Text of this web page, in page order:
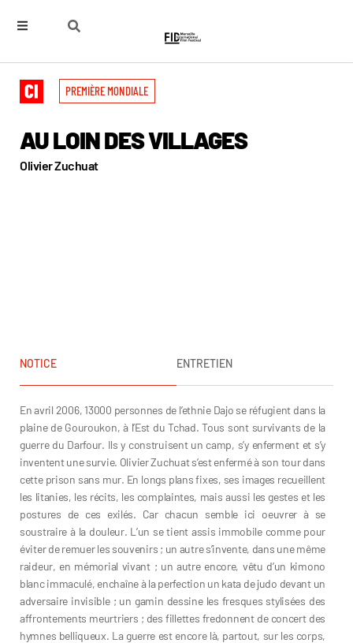
PREMIÈRE MONDIALE
AU LOIN DES VILLAGES
Olivier Zuchuat
NOTICE ENTRETIEN
En avril 2006, 13000 personnes de l’ethnie Dajo se réfugient dans la
plaine de Gouroukon, à l’Est du Tchad. Tous sont survivants de la
guerre du Darfour. Ils y construisent un camp, s’y enferment et s’y
inventent une survie. Olivier Zuchuat s’est enfermé à son tour dans
cette prison sans mur. En longs plans fixes, ses images recueillent
les litanies, les récits, les complaintes, mais aussi les gestes et les
postures de ces exilés. Car chacun semble ici oeuvrer à se
soustraire à la douleur. L’un se tient assis immobile comme pour
éviter de remuer les souvenirs ; un autre s’invente, dans une même
raideur, en mémorial vivant ; un autre encore, vêtu d’un kimono
blanc immaculé, enchaîne à la perfection un kata de judo devant un
adversaire invisible ; un gamin dessine les fresques stylisées des
affrontements meurtriers ; des fillettes fredonnent de concert des
hymnes belliqueux. La guerre est encore là, partout, sur les corps,